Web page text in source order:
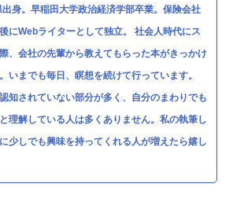
身。早稲田大学政治経済学部卒業。保険会社
にWebライターとして独立。 社会人時代にス
、会社の先輩から教えてもらった本がきっかけ
いまでも毎日、瞑想を続けて行っています。
知されていない部分が多く、自分のまわりでも
理解している人は多くありません。私の執筆し
少しでも興味を持ってくれる人が増えたら嬉し